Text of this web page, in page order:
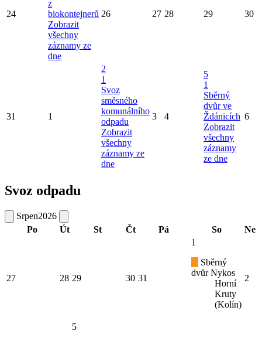
24
z
biokontejnerů
Zobrazit
všechny
záznamy ze
dne
26 27 28 29 30
31 1
2
1
Svoz
směsného
komunálního
odpadu
Zobrazit
všechny
záznamy ze
dne
3 4
5
1
Sběrný
dvůr ve
Ždánicích
Zobrazit
všechny
záznamy
ze dne
6
Svoz odpadu
Srpen2026
Po
Út St Čt Pá So Ne
27 28 29 30 31
1
Sběrný
dvůr Nykos
Horní
Kruty
(Kolín)
2
5